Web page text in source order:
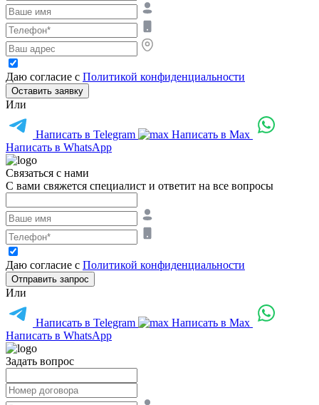
Даю согласие с Политикой конфиденциальности
Оставить заявку
Или
Написать в Telegram
Написать в Max
Написать в WhatsApp
Связаться с нами
С вами свяжется специалист и ответит на все вопросы
Даю согласие с Политикой конфиденциальности
Отправить запрос
Или
Написать в Telegram
Написать в Max
Написать в WhatsApp
Задать вопрос